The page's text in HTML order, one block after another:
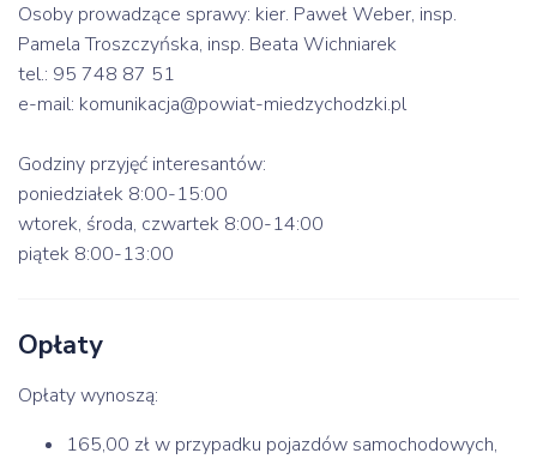
Osoby prowadzące sprawy: kier. Paweł Weber, insp.
Pamela Troszczyńska, insp. Beata Wichniarek
tel.: 95 748 87 51
e-mail: komunikacja@powiat-miedzychodzki.pl
Godziny przyjęć interesantów:
poniedziałek 8:00-15:00
wtorek, środa, czwartek 8:00-14:00
piątek 8:00-13:00
Opłaty
Opłaty wynoszą:
165,00 zł w przypadku pojazdów samochodowych,